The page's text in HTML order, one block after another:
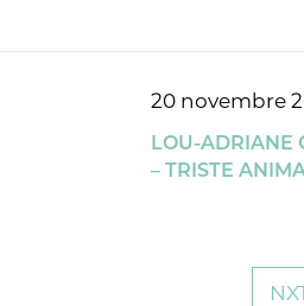
20 novembre
LOU-ADRIANE
– TRISTE